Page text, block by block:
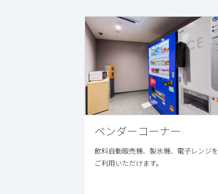
ベンダーコーナー
飲料自動販売機、製氷機、電子レンジを
ご利用いただけます。